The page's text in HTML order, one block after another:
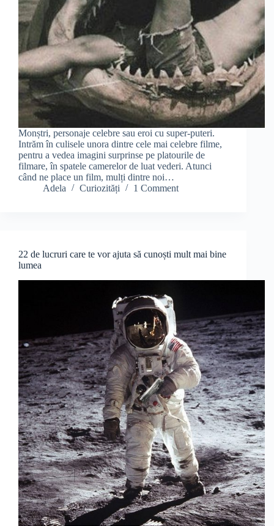
Monștri, personaje celebre sau eroi cu super-puteri.
Intrăm în culisele unora dintre cele mai celebre filme,
pentru a vedea imagini surprinse pe platourile de
filmare, în spatele camerelor de luat vederi. Atunci
când ne place un film, mulți dintre noi…
Adela
Curiozități 1 Comment
22 de lucruri care te vor ajuta să cunoști mult mai bine
lumea